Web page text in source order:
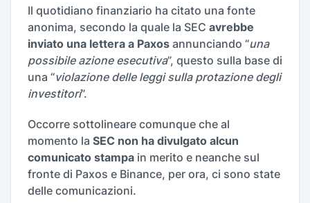
Il quotidiano finanziario ha citato una fonte
anonima, secondo la quale la SEC avrebbe
inviato una lettera a Paxos annunciando “una
possibile azione esecutiva”, questo sulla base di
una “violazione delle leggi sulla protazione degli
investitori”.
Occorre sottolineare comunque che al
momento la SEC non ha divulgato alcun
comunicato stampa in merito e neanche sul
fronte di Paxos e Binance, per ora, ci sono state
delle comunicazioni.